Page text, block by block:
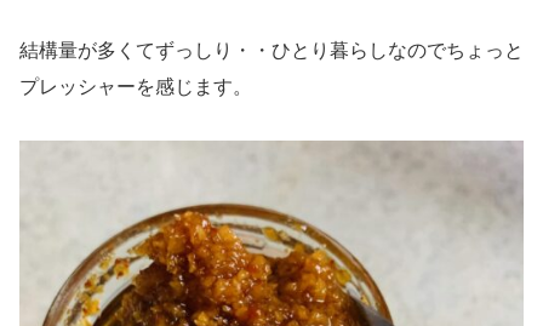
結構量が多くてずっしり・・ひとり暮らしなのでちょっと
プレッシャーを感じます。